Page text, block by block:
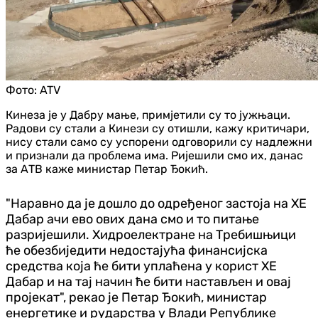
Фото: ATV
Кинеза је у Дабру мање, примјетили су то јужњаци.
Радови су стали а Кинези су отишли, кажу критичари,
нису стали само су успорени одговорили су надлежни
и признали да проблема има. Ријешили смо их, данас
за АТВ каже министар Петар Ђокић.
"Наравно да је дошло до одређеног застоја на ХЕ
Дабар ачи ево ових дана смо и то питање
разријешили. Хидроелектране на Требишњици
ће обезбиједити недостајућа финансијска
средства која ће бити уплаћена у корист ХЕ
Дабар и на тај начин ће бити настављен и овај
пројекат", рекао је Петар Ђокић, министар
енергетике и рударства у Влади Републике